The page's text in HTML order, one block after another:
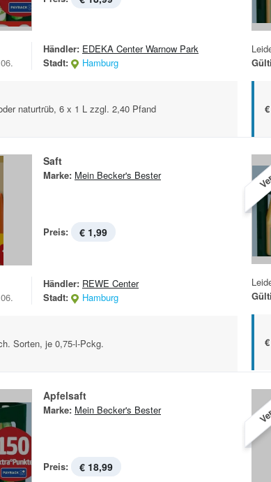
Händler: EDEKA Center Warnow Park
Stadt:
Hamburg
naturtrüb, 6 x 1 L zzgl. 2,40 Pfand
Saft
Marke: Mein Becker's Bester
Preis: € 1,99
Händler: REWE Center
Stadt:
Hamburg
Sorten, je 0,75-l-Pckg.
Apfelsaft
Marke: Mein Becker's Bester
Preis: € 18,99